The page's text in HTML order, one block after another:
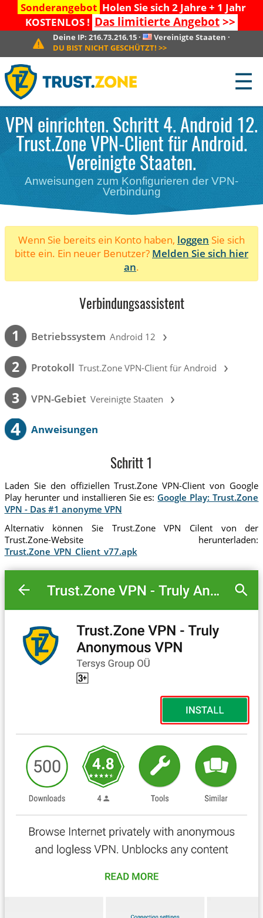
Sonderangebot Holen Sie sich 2 Jahre + 1 Jahr
KOSTENLOS ! Das limitierte Angebot>>
Deine IP:216.73.216.15 · Vereinigte Staaten ·
DU BIST NICHT GESCHÜTZT! >>
☰
VPN einrichten. Schritt 4. Android 12.
Trust.Zone VPN-Client für Android.
Vereinigte Staaten.
Anweisungen zum Konfigurieren der VPN-
Verbindung
Wenn Sie bereits ein Konto haben, loggen Sie sich
bitte ein. Ein neuer Benutzer? Melden Sie sich hier
an.
Verbindungsassistent
1 Betriebssystem Android 12 ›
2 Protokoll Trust.Zone VPN-Client für Android ›
3 VPN-Gebiet Vereinigte Staaten ›
4 Anweisungen
Schritt 1
Laden Sie den offiziellen Trust.Zone VPN-Client von Google
Play herunter und installieren Sie es: Google Play: Trust.Zone
VPN - Das #1 anonyme VPN
Alternativ können Sie Trust.Zone VPN Cilent von der
Trust.Zone-Website herunterladen:
Trust.Zone_VPN_Client_v77.apk